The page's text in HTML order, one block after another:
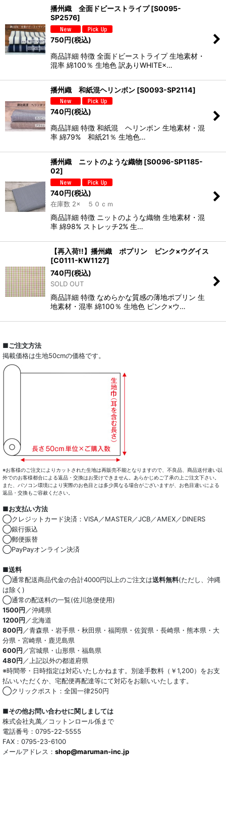
播州織 全面ドビーストライプ [S0095-
SP2576]
750円(税込)
商品詳細 特徴 全面ドビーストライプ 生地素材・
混率 綿100％ 生地色 訳ありWHITE×…
播州織 和紙混ヘリンボン [S0093-SP2114]
740円(税込)
商品詳細 特徴 和紙混 ヘリンボン 生地素材・混
率 綿79% 和紙21％ 生地色…
播州織 ニットのような織物 [S0096-SP1185-
02]
740円(税込)
在庫数 2× ５０ｃｍ
商品詳細 特徴 ニットのような織物 生地素材・混
率 綿98% ストレッチ2% 生…
【再入荷!!】播州織 ポプリン ピンク×ウグイス
[C0111-KW1127]
740円(税込)
SOLD OUT
商品詳細 特徴 なめらかな質感の薄地ポプリン 生
地素材・混率 綿100％ 生地色 ピンク×ウ…
■ご注文方法
掲載価格は生地50cmの価格です。
※お客様のご注文によりカットされた生地は再販売不能となりますので、不良品、商品送付違い以
外でのお客様都合による返品・交換はお受けできません。あらかじめご了承の上ご注文下さい。
また、パソコン環境により実際のお色目とは多少異なる場合がございますが、お色目違いによる
返品・交換もご容赦ください。
■お支払い方法
◯クレジットカード決済：VISA／MASTER／JCB／AMEX／DINERS
◯銀行振込
◯郵便振替
◯PayPayオンライン決済
■送料
◯通常配送商品代金の合計4000円以上のご注文は送料無料(ただし、沖縄
は除く)
◯通常の配送料の一覧(佐川急便使用)
1500円 ／沖縄県
1200円 ／北海道
800円 ／青森県・岩手県・秋田県・福岡県・佐賀県・長崎県・熊本県・大
分県・宮崎県・鹿児島県
600円 ／宮城県・山形県・福島県
480円 ／上記以外の都道府県
※時間帯・日時指定は対応いたしかねます。別途手数料（￥1,200）をお支
払いいただくか、宅配便再配達等にて対応をお願いいたします。
◯クリックポスト：全国一律250円
■その他お問い合わせに関しましては
株式会社丸萬／コットンロール係まで
電話番号：0795-22-5555
FAX：0795-23-6100
メールアドレス： shop@maruman-inc.jp